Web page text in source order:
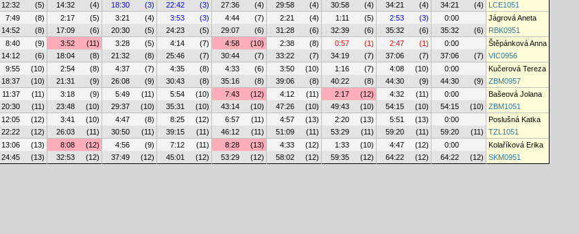
12:32 (5) 14:32 (4) 18:30 (3) 22:42 (3) 27:36 (4) 29:58 (4) 30:58 (4) 34:21 (4) 34:21 (4)
LCE1051
7:49 (8) 2:17 (5) 3:21 (4) 3:53 (3) 4:44 (7) 2:21 (4) 1:11 (5) 2:53 (3) 0:00
Jágrová Aneta
14:52 (8) 17:09 (6) 20:30 (5) 24:23 (5) 29:07 (6) 31:28 (6) 32:39 (6) 35:32 (6) 35:32 (6)
RBK0951
8:40 (9) 3:52 (11) 3:28 (5) 4:14 (7) 4:58 (10) 2:38 (8) 0:57 (1) 2:47 (1) 0:00
Štěpánková Anna
14:12 (6) 18:04 (8) 21:32 (8) 25:46 (7) 30:44 (7) 33:22 (7) 34:19 (7) 37:06 (7) 37:06 (7)
VIC0956
9:55 (10) 2:54 (8) 4:37 (7) 4:35 (8) 4:33 (6) 3:50 (10) 1:16 (7) 4:08 (10) 0:00
Kučerová Tereza
18:37 (10) 21:31 (9) 26:08 (9) 30:43 (8) 35:16 (8) 39:06 (8) 40:22 (8) 44:30 (9) 44:30 (9)
ZBM0957
11:37 (11) 3:18 (9) 5:49 (11) 5:54 (10) 7:43 (12) 4:12 (11) 2:17 (12) 4:32 (11) 0:00
Bašeová Jolana
20:30 (11) 23:48 (10) 29:37 (10) 35:31 (10) 43:14 (10) 47:26 (10) 49:43 (10) 54:15 (10) 54:15 (10)
ZBM1051
12:05 (12) 3:41 (10) 4:47 (8) 8:25 (12) 6:57 (11) 4:57 (13) 2:20 (13) 5:51 (13) 0:00
Poslušná Katka
22:22 (12) 26:03 (11) 30:50 (11) 39:15 (11) 46:12 (11) 51:09 (11) 53:29 (11) 59:20 (11) 59:20 (11)
TZL1051
13:06 (13) 8:08 (12) 4:56 (9) 7:12 (11) 8:28 (13) 4:33 (12) 1:33 (10) 4:47 (12) 0:00
Kolaříková Erika
24:45 (13) 32:53 (12) 37:49 (12) 45:01 (12) 53:29 (12) 58:02 (12) 59:35 (12) 64:22 (12) 64:22 (12) SKM0951